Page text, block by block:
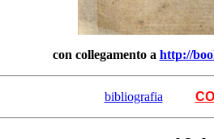
con collegamento a http://
bibliografia